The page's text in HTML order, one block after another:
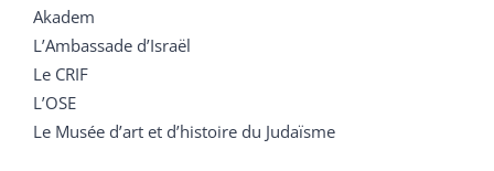
Akadem
L’Ambassade d’Israël
Le CRIF
L’OSE
Le Musée d’art et d’histoire du Judaïsme